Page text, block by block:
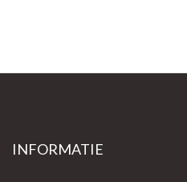
INFORMATIE